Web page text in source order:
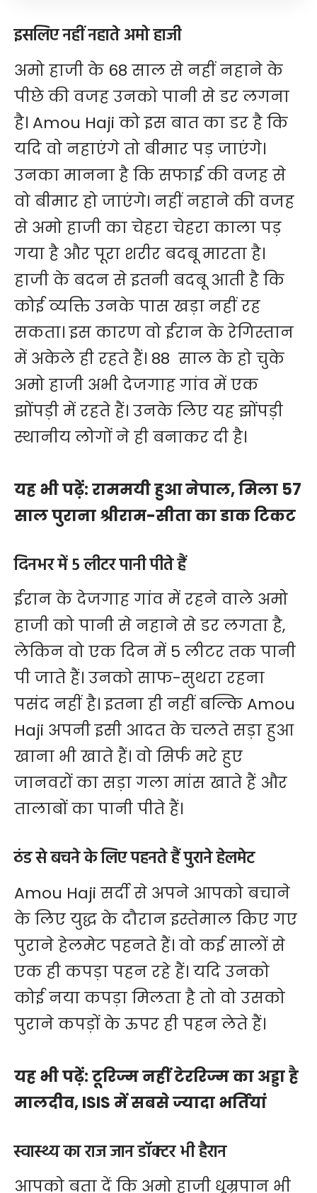
इसलिए नहीं नहाते अमो हाजी
अमो हाजी के 68 साल से नहीं नहाने के
पीछे की वजह उनको पानी से डर लगना
है। Amou Haji को इस बात का डर है कि
यदि वो नहाएंगे तो बीमार पड़ जाएंगे।
उनका मानना है कि सफाई की वजह से
वो बीमार हो जाएंगे। नहीं नहाने की वजह
से अमो हाजी का चेहरा चेहरा काला पड़
गया है और पूरा शरीर बदबू मारता है।
हाजी के बदन से इतनी बदबू आती है कि
कोई व्यक्ति उनके पास खड़ा नहीं रह
सकता। इस कारण वो ईरान के रेगिस्तान
में अकेले ही रहते हैं। 88 साल के हो चुके
अमो हाजी अभी देजगाह गांव में एक
झोंपड़ी में रहते हैं। उनके लिए यह झोंपड़ी
स्थानीय लोगों ने ही बनाकर दी है।
यह भी पढ़ें:राममयी हुआ नेपाल, मिला 57
साल पुराना श्रीराम-सीता का डाक टिकट
दिनभर में 5 लीटर पानी पीते हैं
ईरान के देजगाह गांव में रहने वाले अमो
हाजी को पानी से नहाने से डर लगता है,
लेकिन वो एक दिन में 5 लीटर तक पानी
पी जाते हैं। उनको साफ-सुथरा रहना
पसंद नहीं है। इतना ही नहीं बल्कि Amou
Haji अपनी इसी आदत के चलते सड़ा हुआ
खाना भी खाते हैं। वो सिर्फ मरे हुए
जानवरों का सड़ा गला मांस खाते हैं और
तालाबों का पानी पीते हैं।
ठंड से बचने के लिए पहनते हैं पुराने हेलमेट
Amou Haji सर्दी से अपने आपको बचाने
के लिए युद्ध के दौरान इस्तेमाल किए गए
पुराने हेलमेट पहनते हैं। वो कई सालों से
एक ही कपड़ा पहन रहे हैं। यदि उनको
कोई नया कपड़ा मिलता है तो वो उसको
पुराने कपड़ों के ऊपर ही पहन लेते हैं।
यह भी पढ़ें:टूरिज्म नहीं टेररिज्म का अड्डा है
मालदीव, ISIS में सबसे ज्यादा भर्तियां
स्वास्थ्य का राज जान डॉक्टर भी हैरान
आपको बता दें कि अमो हाजी धूम्रपान भी